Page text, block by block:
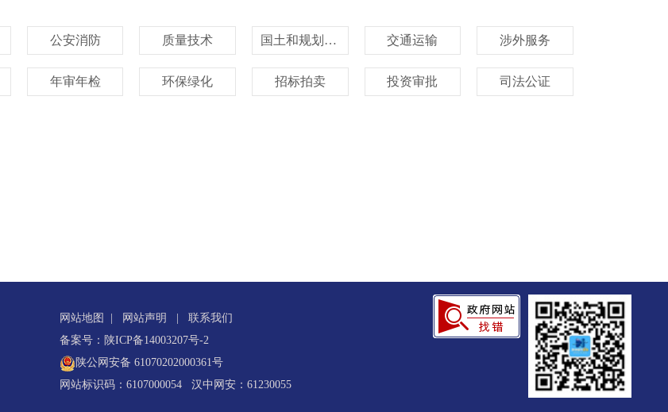
公安消防 质量技术 国土和规划建设 交通运输 涉外服务
年审年检 环保绿化 招标拍卖 投资审批 司法公证
网站地图 网站声明
联系我们
备案号：陕ICP备14003207号-2
陕公网安备 61070202000361号
网站标识码：6107000054 汉中网安：61230055